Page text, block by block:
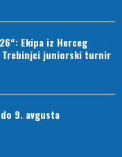
Ekipa iz Herceg
Trebinjci juniorski turnir
9. avgusta